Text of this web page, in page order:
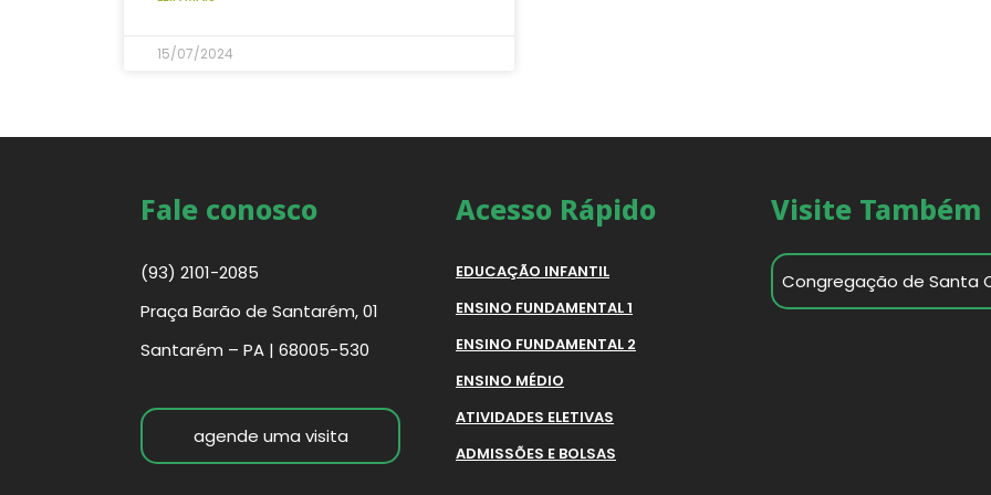
15/07/2024
Fale conosco
(93) 2101-2085
Praça Barão de Santarém, 01
Santarém – PA | 68005-530
agende uma visita
Acesso Rápido
EDUCAÇÃO INFANTIL
ENSINO FUNDAMENTAL 1
ENSINO FUNDAMENTAL 2
ENSINO MÉDIO
ATIVIDADES ELETIVAS
ADMISSÕES E BOLSAS
Visite Também
Congregação de Santa